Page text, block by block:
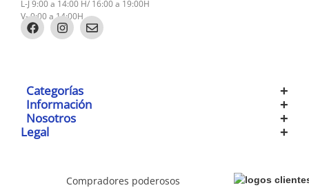
L-J 9:00 a 14:00 H/ 16:00 a 19:00H
V- 9:00 a 14:00H
Categorías
Información
Nosotros
Legal
Compradores poderosos